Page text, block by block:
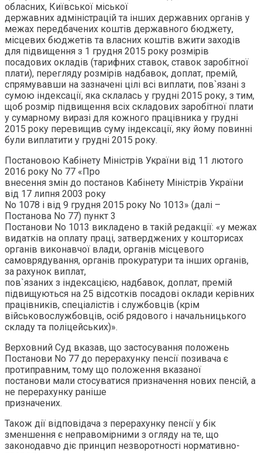
обласних, Київської міської
державних адміністрацій та інших державних органів у
межах передбачених коштів державного бюджету,
місцевих бюджетів та власних коштів вжити заходів
для підвищення з 1 грудня 2015 року розмірів
посадових окладів (тарифних ставок, ставок заробітної
плати), перегляду розмірів надбавок, доплат, премій,
спрямувавши на зазначені цілі всі виплати, пов`язані з
сумою індексації, яка склалась у грудні 2015 року, з тим,
щоб розмір підвищення всіх складових заробітної плати
у сумарному виразі для кожного працівника у грудні
2015 року перевищив суму індексації, яку йому повинні
були виплатити у грудні 2015 року.
Постановою Кабінету Міністрів України від 11 лютого
2016 року No 77 «Про
внесення змін до постанов Кабінету Міністрів України
від 17 липня 2003 року
No 1078 і від 9 грудня 2015 року No 1013» (далі –
Постанова No 77) пункт 3
Постанови No 1013 викладено в такій редакції: «у межах
видатків на оплату праці, затверджених у кошторисах
органів виконавчої влади, органів місцевого
самоврядування, органів прокуратури та інших органів,
за рахунок виплат,
пов`язаних з індексацією, надбавок, доплат, премій
підвищуються на 25 відсотків посадові оклади керівних
працівників, спеціалістів і службовців (крім
військовослужбовців, осіб рядового і начальницького
складу та поліцейських)».
Верховний Суд вказав, що застосування положень
Постанови No 77 до перерахунку пенсії позивача є
протиправним, тому що положення вказаної
постанови мали стосуватися призначення нових пенсій, а
не перерахунку раніше
призначених.
Також дії відповідача з перерахунку пенсії у бік
зменшення є неправомірними з огляду на те, що
законодавчо діє принцип незворотності нормативно-